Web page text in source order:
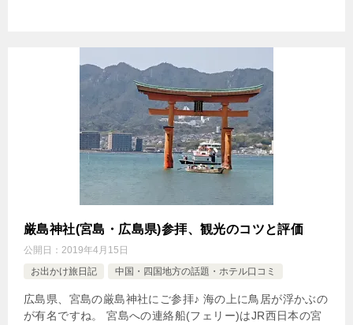
厳島神社(宮島・広島県)参拝、観光のコツと評価
公開日： 2019年4月15日
お出かけ旅日記
中国・四国地方の話題・ホテル口コミ
広島県、宮島の厳島神社にご参拝♪ 海の上に鳥居が浮かぶの
が有名ですね。 宮島への連絡船(フェリー)はJR西日本の宮